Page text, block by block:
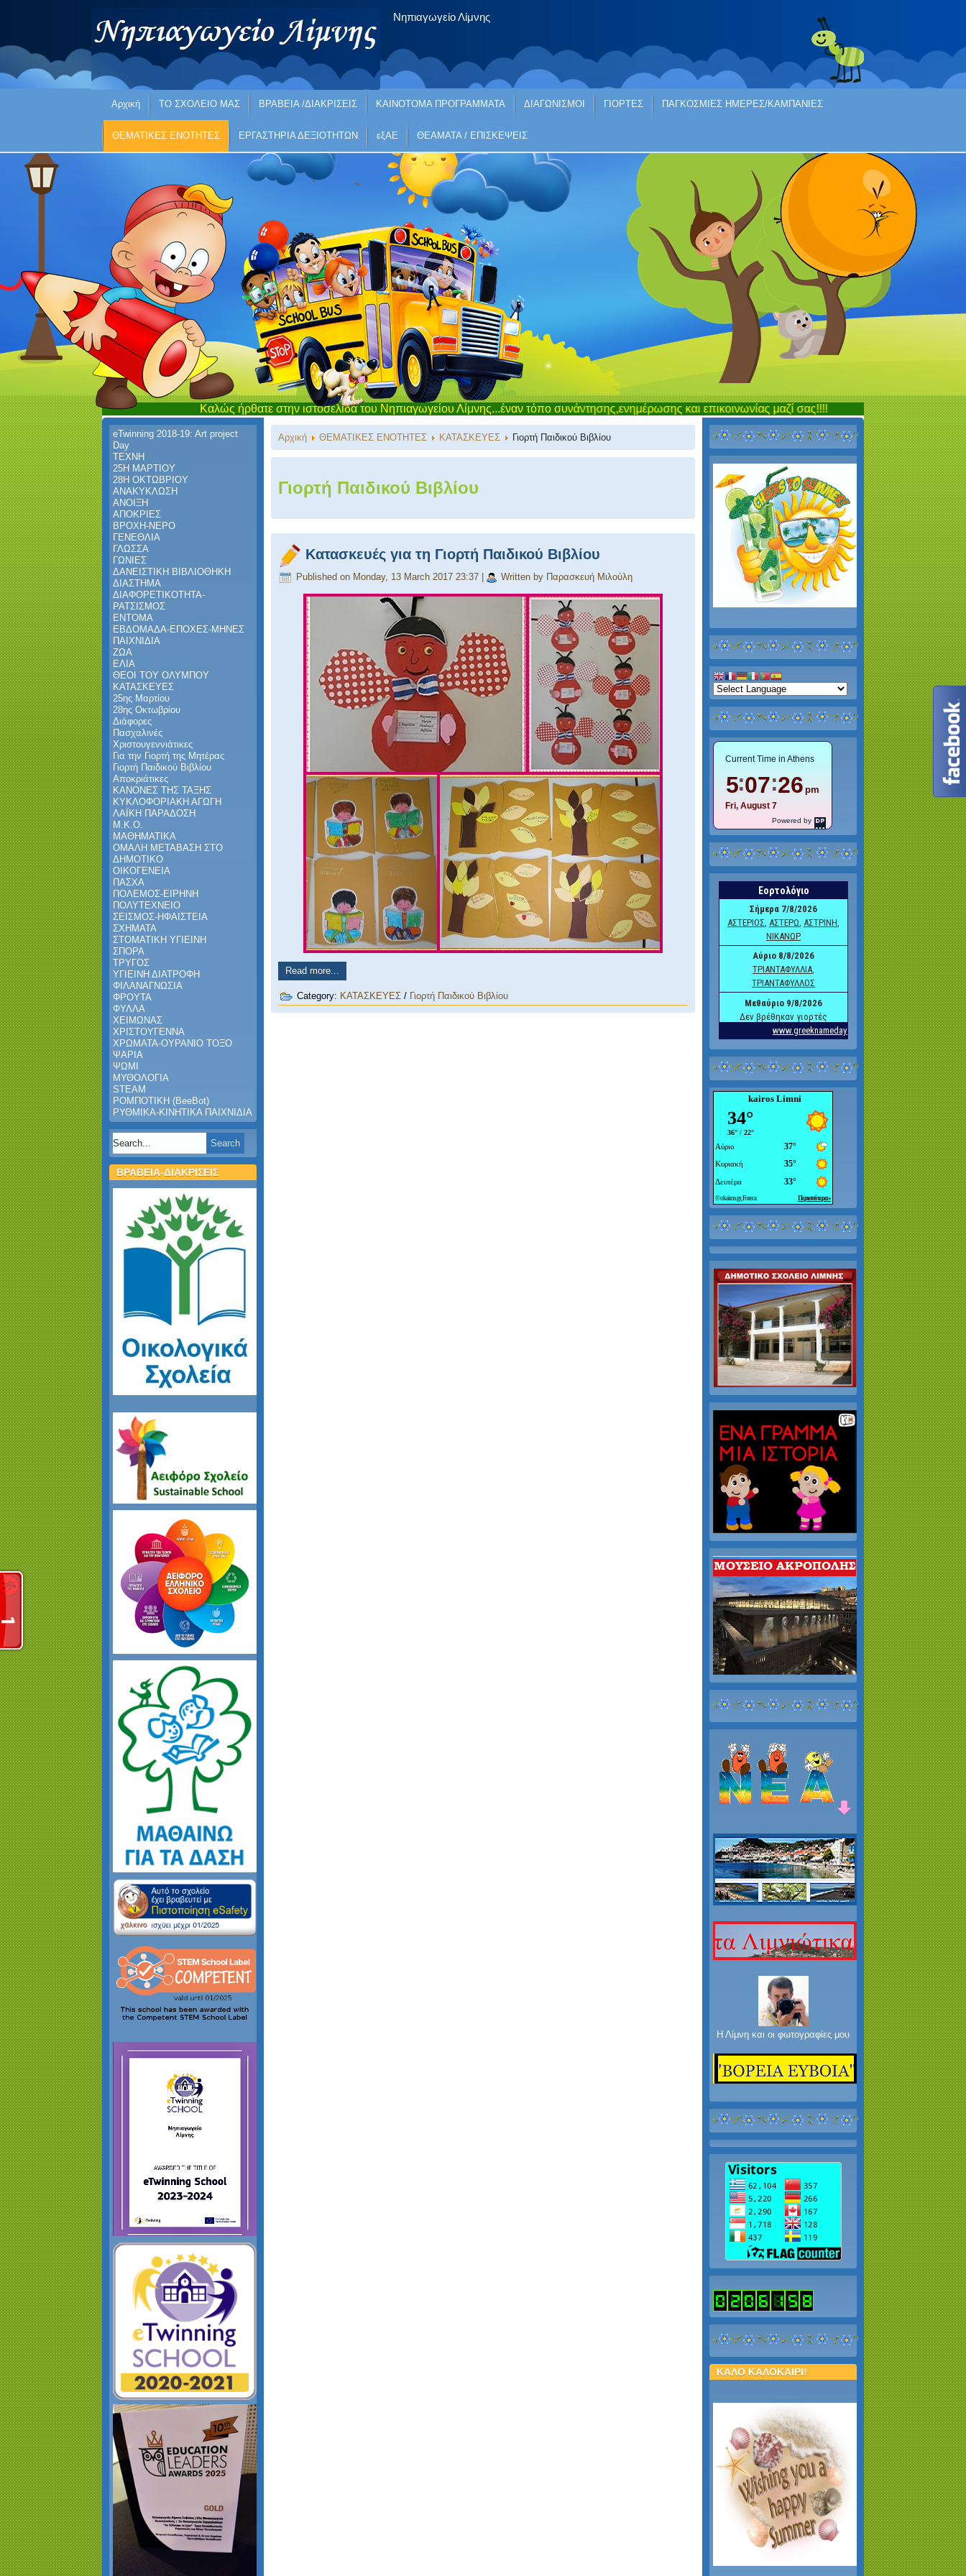
Νηπιαγωγείο Λίμνης
Αρχική ΤΟ ΣΧΟΛΕΙΟ ΜΑΣ ΒΡΑΒΕΙΑ /ΔΙΑΚΡΙΣΕΙΣ ΚΑΙΝΟΤΟΜΑ ΠΡΟΓΡΑΜΜΑΤΑ ΔΙΑΓΩΝΙΣΜΟΙ ΓΙΟΡΤΕΣ ΠΑΓΚΟΣΜΙΕΣ ΗΜΕΡΕΣ/ΚΑΜΠΑΝΙΕΣ
ΘΕΜΑΤΙΚΕΣ ΕΝΟΤΗΤΕΣ ΕΡΓΑΣΤΗΡΙΑ ΔΕΞΙΟΤΗΤΩΝ εξΑΕ ΘΕΑΜΑΤΑ / ΕΠΙΣΚΕΨΕΙΣ
Καλώς ήρθατε στην ιστοσελίδα του Νηπιαγωγείου Λίμνης...έναν τόπο συνάντησης,ενημέρωσης και επικοινωνίας μαζί σας!!!!
eTwinning 2018-19: Art project
Day
ΤΕΧΝΗ
25Η ΜΑΡΤΙΟΥ
28Η ΟΚΤΩΒΡΙΟΥ
ΑΝΑΚΥΚΛΩΣΗ
ΑΝΟΙΞΗ
ΑΠΟΚΡΙΕΣ
ΒΡΟΧΗ-ΝΕΡΟ
ΓΕΝΕΘΛΙΑ
ΓΛΩΣΣΑ
ΓΩΝΙΕΣ
ΔΑΝΕΙΣΤΙΚΗ ΒΙΒΛΙΟΘΗΚΗ
ΔΙΑΣΤΗΜΑ
ΔΙΑΦΟΡΕΤΙΚΟΤΗΤΑ-
ΡΑΤΣΙΣΜΟΣ
ΕΝΤΟΜΑ
ΕΒΔΟΜΑΔΑ-ΕΠΟΧΕΣ-ΜΗΝΕΣ
ΠΑΙΧΝΙΔΙΑ
ΖΩΑ
ΕΛΙΑ
ΘΕΟΙ ΤΟΥ ΟΛΥΜΠΟΥ
ΚΑΤΑΣΚΕΥΕΣ
25ης Μαρτίου
28ης Οκτωβρίου
Διάφορες
Πασχαλινές
Χριστουγεννιάτικες
Για την Γιορτή της Μητέρας
Γιορτή Παιδικού Βιβλίου
Αποκριάτικες
ΚΑΝΟΝΕΣ ΤΗΣ ΤΑΞΗΣ
ΚΥΚΛΟΦΟΡΙΑΚΗ ΑΓΩΓΗ
ΛΑΪΚΗ ΠΑΡΑΔΟΣΗ
Μ.Κ.Ο.
ΜΑΘΗΜΑΤΙΚΑ
ΟΜΑΛΗ ΜΕΤΑΒΑΣΗ ΣΤΟ
ΔΗΜΟΤΙΚΟ
ΟΙΚΟΓΕΝΕΙΑ
ΠΑΣΧΑ
ΠΟΛΕΜΟΣ-ΕΙΡΗΝΗ
ΠΟΛΥΤΕΧΝΕΙΟ
ΣΕΙΣΜΟΣ-ΗΦΑΙΣΤΕΙΑ
ΣΧΗΜΑΤΑ
ΣΤΟΜΑΤΙΚΗ ΥΓΙΕΙΝΗ
ΣΠΟΡΑ
ΤΡΥΓΟΣ
ΥΓΙΕΙΝΗ ΔΙΑΤΡΟΦΗ
ΦΙΛΑΝΑΓΝΩΣΙΑ
ΦΡΟΥΤΑ
ΦΥΛΛΑ
ΧΕΙΜΩΝΑΣ
ΧΡΙΣΤΟΥΓΕΝΝΑ
ΧΡΩΜΑΤΑ-ΟΥΡΑΝΙΟ ΤΟΞΟ
ΨΑΡΙΑ
ΨΩΜΙ
ΜΥΘΟΛΟΓΙΑ
STEAM
ΡΟΜΠΟΤΙΚΗ (BeeBot)
ΡΥΘΜΙΚΑ-ΚΙΝΗΤΙΚΑ ΠΑΙΧΝΙΔΙΑ
ΒΡΑΒΕΙΑ-ΔΙΑΚΡΙΣΕΙΣ
Αρχική ΘΕΜΑΤΙΚΕΣ ΕΝΟΤΗΤΕΣ ΚΑΤΑΣΚΕΥΕΣ Γιορτή Παιδικού Βιβλίου
Γιορτή Παιδικού Βιβλίου
Κατασκευές για τη Γιορτή Παιδικού Βιβλίου
Published on Monday, 13 March 2017 23:37 Written by Παρασκευή Μιλούλη
Read more...
Category: ΚΑΤΑΣΚΕΥΕΣ / Γιορτή Παιδικού Βιβλίου
kairos Limni
Η Λίμνη και οι φωτογραφίες μου
ΚΑΛΟ ΚΑΛΟΚΑΙΡΙ!